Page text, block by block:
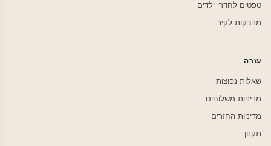
טפטים לחדרי ילדים
מדבקות לקיר
עזרה
שאלות נפוצות
מדיניות משלוחים
מדיניות החזרים
תקנון